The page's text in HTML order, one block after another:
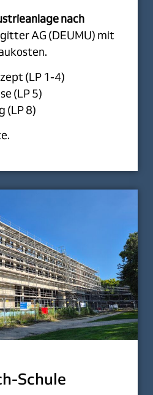
nach
AG (DEUMU) mit
(LP 1-4)
(LP 5)
(LP 8)
Schule